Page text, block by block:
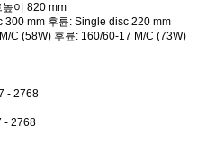
높이 820 mm
300 mm 후륜: Single disc 220 mm
C (58W) 후륜: 160/60-17 M/C (73W)
- 2768
- 2768